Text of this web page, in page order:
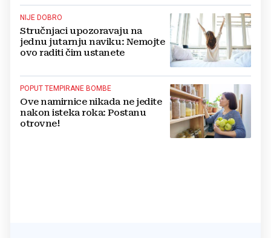
NIJE DOBRO
Stručnjaci upozoravaju na
jednu jutarnju naviku: Nemojte
ovo raditi čim ustanete
POPUT TEMPIRANE BOMBE
Ove namirnice nikada ne jedite
nakon isteka roka: Postanu
otrovne!